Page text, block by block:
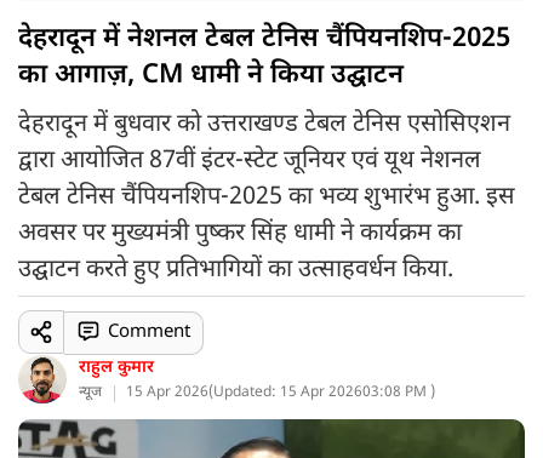
देहरादून में नेशनल टेबल टेनिस चैंपियनशिप-2025
का आगाज़, CM धामी ने किया उद्घाटन
देहरादून में बुधवार को उत्तराखण्ड टेबल टेनिस एसोसिएशन
द्वारा आयोजित 87वीं इंटर-स्टेट जूनियर एवं यूथ नेशनल
टेबल टेनिस चैंपियनशिप-2025 का भव्य शुभारंभ हुआ. इस
अवसर पर मुख्यमंत्री पुष्कर सिंह धामी ने कार्यक्रम का
उद्घाटन करते हुए प्रतिभागियों का उत्साहवर्धन किया.
राहुल कुमार
न्यूज 15 Apr 2026(Updated: 15 Apr 202603:08 PM )
Comment